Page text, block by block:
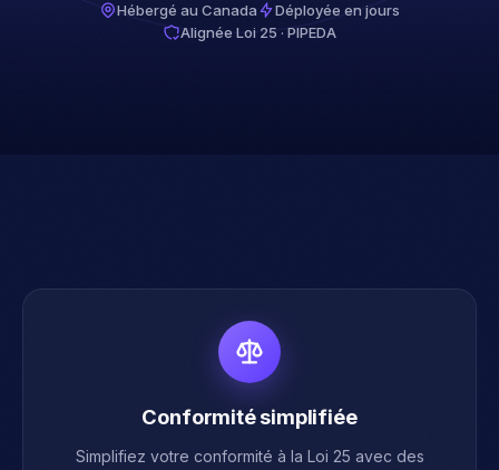
Hébergé au Canada
Déployée en jours
Alignée Loi 25 · PIPEDA
Conformité simplifiée
Simplifiez votre conformité à la Loi 25 avec des